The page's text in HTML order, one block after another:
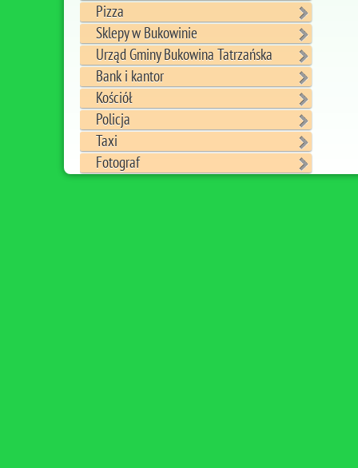
Pizza
Sklepy w Bukowinie
Urząd Gminy Bukowina Tatrzańska
Bank i kantor
Kościół
Policja
Taxi
Fotograf